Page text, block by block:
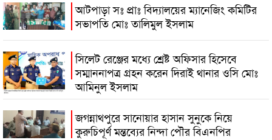
আটপাড়া সঃ প্রাঃ বিদ্যালয়ের ম্যানেজিং কমিটির
সভাপতি মোঃ তালিমুল ইসলাম
সিলেট রেঞ্জের মধ্যে শ্রেষ্ট অফিসার হিসেবে
সম্মাননাপত্র গ্রহন করেন দিরাই থানার ওসি মোঃ
আমিনুল ইসলাম
জগন্নাথপুরে সানোয়ার হাসান সুনুকে নিয়ে
কুরুচিপূর্ণ মন্তব্যের নিন্দা পৌর বিএনপির